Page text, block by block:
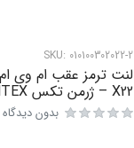
SKU: 010100302022-2
– X22 ژرمن تکس CERMANTEX
بدون دیدگاه